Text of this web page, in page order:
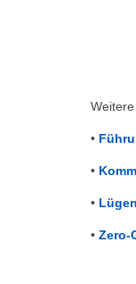
•
•
•
• Zero-